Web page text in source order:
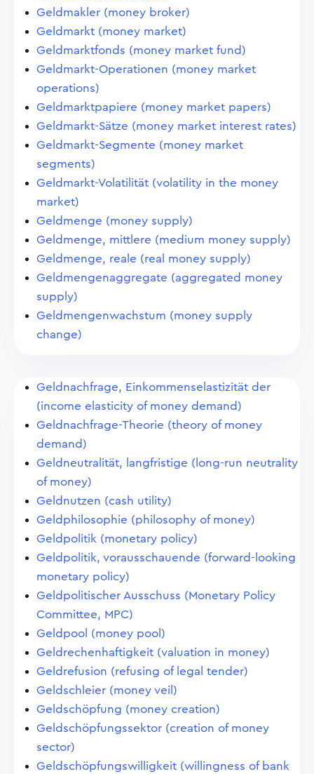
Geldmakler (money broker)
Geldmarkt (money market)
Geldmarktfonds (money market fund)
Geldmarkt-Operationen (money market
operations)
Geldmarktpapiere (money market papers)
Geldmarkt-Sätze (money market interest rates)
Geldmarkt-Segmente (money market
segments)
Geldmarkt-Volatilität (volatility in the money
market)
Geldmenge (money supply)
Geldmenge, mittlere (medium money supply)
Geldmenge, reale (real money supply)
Geldmengenaggregate (aggregated money
supply)
Geldmengenwachstum (money supply
change)
Geldnachfrage, Einkommenselastizität der
(income elasticity of money demand)
Geldnachfrage-Theorie (theory of money
demand)
Geldneutralität, langfristige (long-run neutrality
of money)
Geldnutzen (cash utility)
Geldphilosophie (philosophy of money)
Geldpolitik (monetary policy)
Geldpolitik, vorausschauende (forward-looking
monetary policy)
Geldpolitischer Ausschuss (Monetary Policy
Committee, MPC)
Geldpool (money pool)
Geldrechenhaftigkeit (valuation in money)
Geldrefusion (refusing of legal tender)
Geldschleier (money veil)
Geldschöpfung (money creation)
Geldschöpfungssektor (creation of money
sector)
Geldschöpfungswilligkeit (willingness of bank